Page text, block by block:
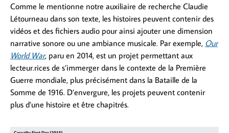
Comme le mentionne notre auxiliaire de recherche Claudie
Létourneau dans son texte, les histoires peuvent contenir des
vidéos et des fichiers audio pour ainsi ajouter une dimension
narrative sonore ou une ambiance musicale. Par exemple, Our
World War, paru en 2014, est un projet permettant aux
lecteur.rices de s’immerger dans le contexte de la Première
Guerre mondiale, plus précisément dans la Bataille de la
Somme de 1916. D’envergure, les projets peuvent contenir
plus d’une histoire et être chapitrés.